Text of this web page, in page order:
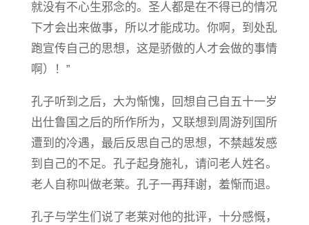
就没有不心生邪念的。圣人都是在不得已的情况
下才会出来做事，所以才能成功。你啊，到处乱
跑宣传自己的思想，这是骄傲的人才会做的事情
啊）！”
孔子听到之后，大为惭愧，回想自己自五十一岁
出仕鲁国之后的所作所为，又联想到周游列国所
遭到的冷遇，最后反思自己的思想，不禁越发感
到自己的不足。孔子起身施礼，请问老人姓名。
老人自称叫做老莱。孔子一再拜谢，羞惭而退。
孔子与学生们说了老莱对他的批评，十分感慨，